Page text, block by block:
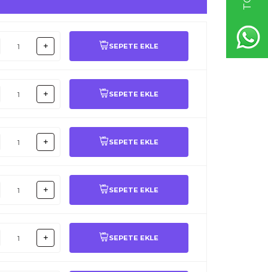
SEPETE EKLE
SEPETE EKLE
SEPETE EKLE
SEPETE EKLE
SEPETE EKLE